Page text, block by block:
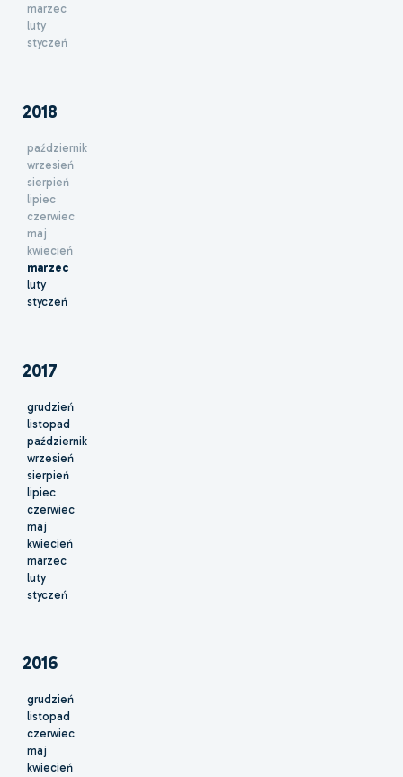
marzec
luty
styczeń
2018
październik
wrzesień
sierpień
lipiec
czerwiec
maj
kwiecień
marzec
luty
styczeń
2017
grudzień
listopad
październik
wrzesień
sierpień
lipiec
czerwiec
maj
kwiecień
marzec
luty
styczeń
2016
grudzień
listopad
czerwiec
maj
kwiecień